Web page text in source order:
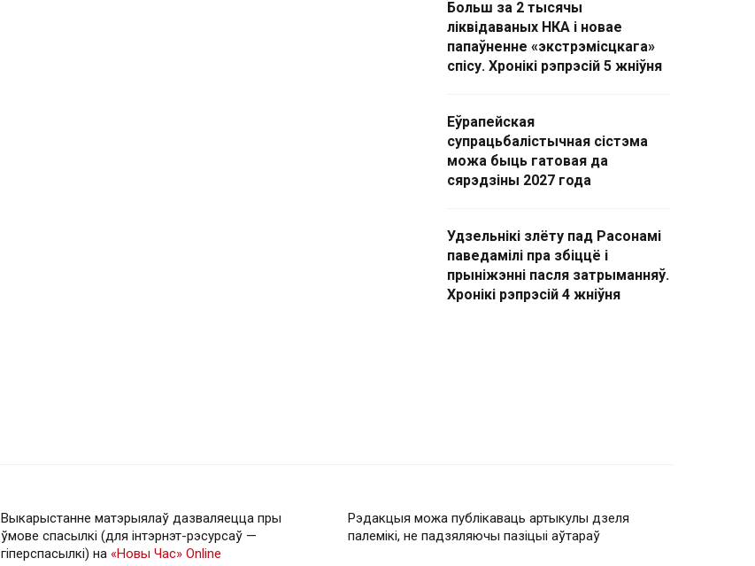
Больш за 2 тысячы
ліквідаваных НКА і новае
папаўненне «экстрэмісцкага»
спісу. Хронікі рэпрэсій 5 жніўня
Еўрапейская
супрацьбалістычная сістэма
можа быць гатовая да
сярэдзіны 2027 года
Удзельнікі злёту пад Расонамі
паведамілі пра збіццё і
прыніжэнні пасля затрыманняў.
Хронікі рэпрэсій 4 жніўня
Выкарыстанне матэрыялаў дазваляецца пры
ўмове спасылкі (для інтэрнэт-рэсурсаў —
гiперспасылкi) на «Новы Час» Online
Рэдакцыя можа публікаваць артыкулы дзеля
палемікі, не падзяляючы пазіцыі аўтараў